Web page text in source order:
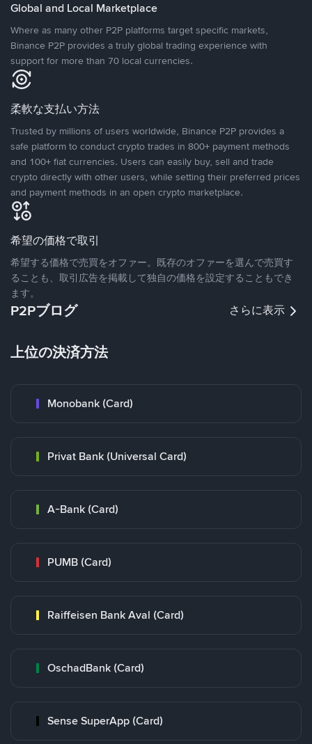
Global and Local Marketplace
Where as many other P2P platforms target specific markets,
Binance P2P provides a truly global trading experience with
support for more than 70 local currencies.
柔軟な支払い方法
Trusted by millions of users worldwide, Binance P2P provides a
safe platform to conduct crypto trades in 800+ payment methods
and 100+ fiat currencies. Users can easily buy, sell and trade
crypto directly with other users, while setting their preferred prices
and payment methods in an open crypto marketplace.
希望の価格で取引
希望する価格で売買をオファー。既存のオファーを選んで売買す
ることも、取引広告を掲載して独自の価格を設定することもでき
ます。
P2Pブログ さらに表示
上位の決済方法
Monobank (Card)
Privat Bank (Universal Card)
A-Bank (Card)
PUMB (Card)
Raiffeisen Bank Aval (Card)
OschadBank (Card)
Sense SuperApp (Card)